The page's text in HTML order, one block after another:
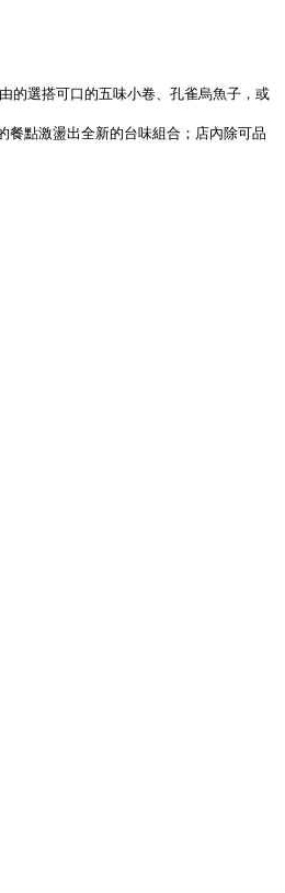
的選搭可口的五味小卷、孔雀烏魚子，或
餐點激盪出全新的台味組合；店內除可品